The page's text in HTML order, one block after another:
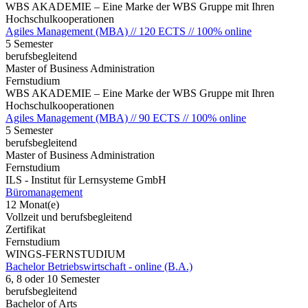
WBS AKADEMIE – Eine Marke der WBS Gruppe mit Ihren
Hochschulkooperationen
Agiles Management (MBA) // 120 ECTS // 100% online
5 Semester
berufsbegleitend
Master of Business Administration
Fernstudium
WBS AKADEMIE – Eine Marke der WBS Gruppe mit Ihren
Hochschulkooperationen
Agiles Management (MBA) // 90 ECTS // 100% online
5 Semester
berufsbegleitend
Master of Business Administration
Fernstudium
ILS - Institut für Lernsysteme GmbH
Büromanagement
12 Monat(e)
Vollzeit und berufsbegleitend
Zertifikat
Fernstudium
WINGS-FERNSTUDIUM
Bachelor Betriebswirtschaft - online (B.A.)
6, 8 oder 10 Semester
berufsbegleitend
Bachelor of Arts